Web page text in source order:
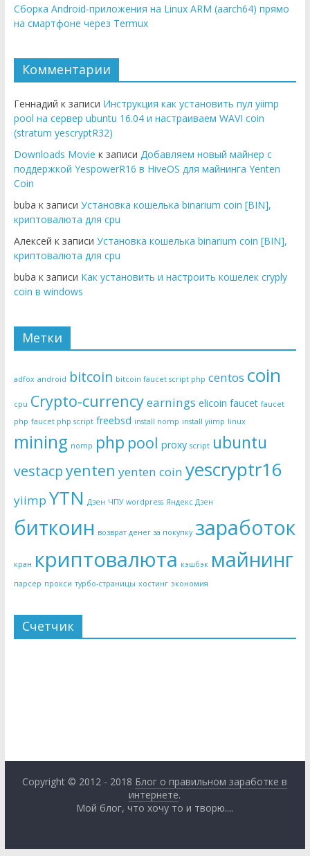
Сборка Android-приложения на Linux ARM (aarch64) прямо
на смартфоне через Termux
Комментарии
Геннадий к записи Инструкция как установить пул yiimp
pool на сервер ubuntu 16.04 и настраиваем WAVI coin
(stratum yescryptR32)
Downloads Movie к записи Добавляем новый майнер с
поддержкой YespowerR16 в HiveOS для майнинга Yenten
Coin
buba к записи Установка кошелька binarium coin [BIN],
криптовалюта для cpu
Алексей к записи Установка кошелька binarium coin [BIN],
криптовалюта для cpu
buba к записи Как установить и настроить кошелек cryply
coin в windows
Метки
adfox android bitcoin bitcoin faucet script php centos coin
cpu Crypto-currencyearnings elicoin faucet faucet
php faucet php script freebsd install nomp install yiimp linux
mining nomp php pool proxy script ubuntu
vestacpyenten yenten coin yescryptr16
yiimp YTN Дзен ЧПУ wordpress Яндекс Дзен
биткоин возврат денег за покупку заработок
кран криптовалюта кэшбэк майнинг
парсер прокси турбо-страницы хостинг экономия
Счетчик
Copyright © 2012 - 2018 Блог о правильном заработке в
интернете.
Мой блог, что хочу то и творю....